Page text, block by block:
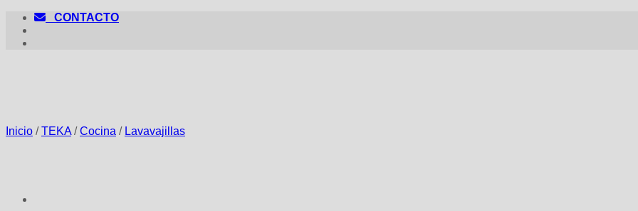
Saltar
contenido
CONTACTO
Inicio / TEKA / Cocina / Lavavajillas